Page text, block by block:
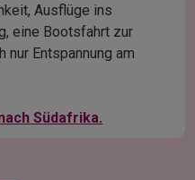
Ausflüge ins
eine Bootsfahrt zur
nur Entspannung am
Südafrika.